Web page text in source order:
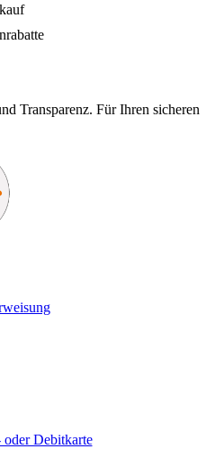
Transparenz. Für Ihren sicheren
Debitkarte